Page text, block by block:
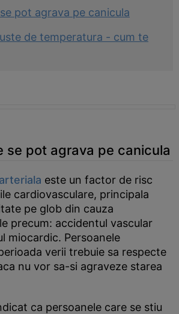
pot agrava pe canicula
de temperatura - cum te
se pot agrava pe canicula
este un factor de risc
cardiovasculare, principala
pe glob din cauza
precum: accidentul vascular
miocardic. Persoanele
verii trebuie sa respecte
nu vor sa-si agraveze starea
ca persoanele care se stiu